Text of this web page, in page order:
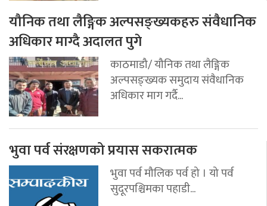
यौनिक तथा लैङ्गिक अल्पसङ्ख्यकहरु संवैधानिक
अधिकार माग्दै अदालत पुगे
काठमाडौ/ यौनिक तथा लैङ्गिक
अल्पसङ्ख्यक समुदाय संवैधानिक
अधिकार माग गर्दै...
भुवा पर्व संरक्षणको प्रयास सकरात्मक
भुवा पर्व मौलिक पर्व हो । यो पर्व
सुदूरपश्चिमका पहाडी...